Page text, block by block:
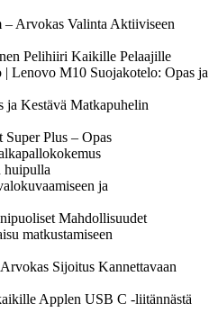
Arvokas Valinta Aktiiviseen
Pelihiiri Kaikille Pelaajille
Lenovo M10 Suojakotelo: Opas ja
Kestävä Matkapuhelin
Plus – Opas
huipulla
ja
Mahdollisuudet
matkustamiseen
Sijoitus Kannettavaan
Applen USB C -liitännästä